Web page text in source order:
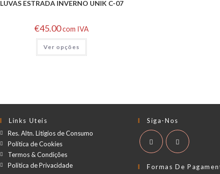
LUVAS ESTRADA INVERNO UNIK C-07
€45.00com IVA
Ver opções
Links Uteis
Res. Altn. Litígios de Consumo
Política de Cookies
Termos & Condições
Politica de Privacidade
Siga-Nos
Formas De